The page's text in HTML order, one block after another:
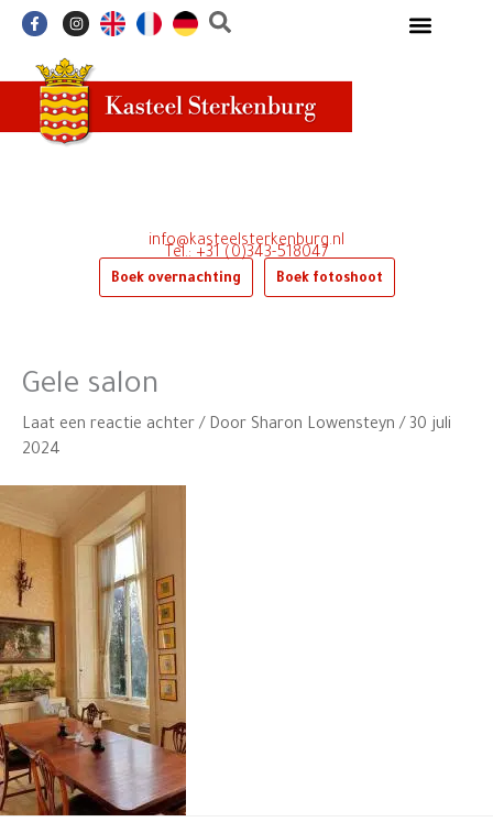
inhoud
F
a
b
o
o
k
-
I
n
a
g
r
a
m
Boek overnachting Boek fotoshoot
Tel.: +31 (0)343-518047
info@kasteelsterkenburg.nl
Gele salon
Laat een reactie achter / Door Sharon Lowensteyn / 30 juli
2024